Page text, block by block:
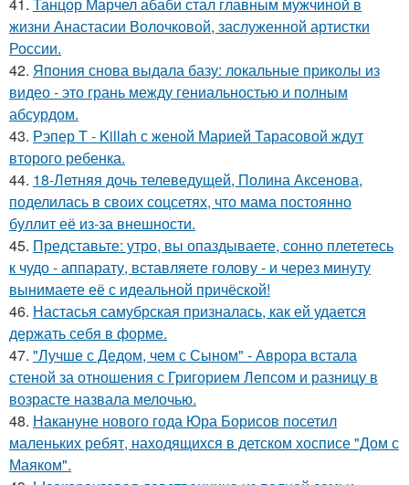
жизни Анастасии Волочковой, заслуженной артистки
России.
42. Япония снова выдала базу: локальные приколы из
видео - это грань между гениальностью и полным
абсурдом.
43. Рэпер T - Killah с женой Марией Тарасовой ждут
второго ребенка.
44. 18-Летняя дочь телеведущей, Полина Аксенова,
поделилась в своих соцсетях, что мама постоянно
буллит её из-за внешности.
45. Представьте: утро, вы опаздываете, сонно плететесь
к чудо - аппарату, вставляете голову - и через минуту
вынимаете её с идеальной причёской!
46. Настасья самубрская призналась, как ей удается
держать себя в форме.
47. "Лучше с Дедом, чем с Сыном" - Аврора встала
стеной за отношения с Григорием Лепсом и разницу в
возрасте назвала мелочью.
48. Накануне нового года Юра Борисов посетил
маленьких ребят, находящихся в детском хосписе "Дом с
Маяком".